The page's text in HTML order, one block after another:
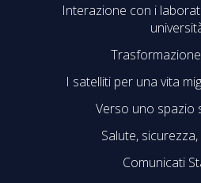
Interazione con i
I satelliti per una vita
Verso uno spazio
Salute,
Comunicati